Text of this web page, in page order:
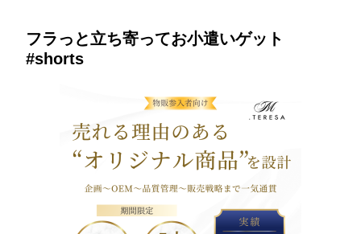
フラっと立ち寄ってお小遣いゲット
#shorts